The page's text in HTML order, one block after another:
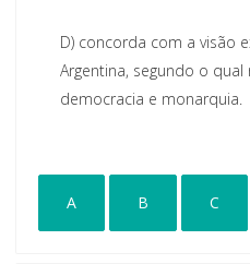
D) concorda com a visão
Argentina, segundo o
democracia e monarquia.
A B C